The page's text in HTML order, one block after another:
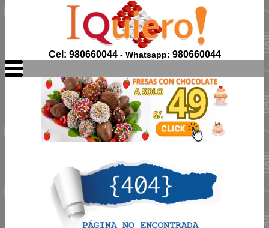
Cel: 980660044- Whatsapp: 980660044